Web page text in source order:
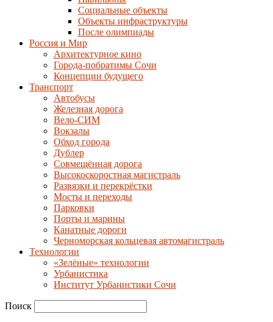
Социальные объекты
Объекты инфраструктуры
После олимпиады
Россия и Мир
Архитектурное кино
Города-побратимы Сочи
Концепции будущего
Транспорт
Автобусы
Железная дорога
Вело-СИМ
Вокзалы
Обход города
Дублер
Совмещённая дорога
Высокоскоростная магистраль
Развязки и перекрёстки
Мосты и переходы
Парковки
Порты и марины
Канатные дороги
Черноморская кольцевая автомагистраль
Технологии
«Зелёные» технологии
Урбанистика
Институт Урбанистики Сочи
Поиск